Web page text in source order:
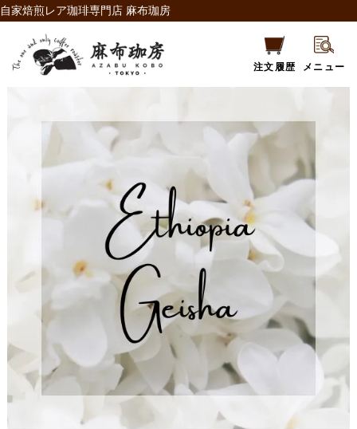
自家焙煎レア珈琲専門店 麻布珈房
注文履歴 メニュー